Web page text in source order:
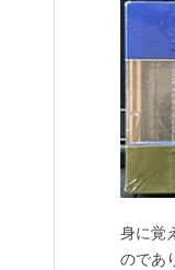
身に覚
のであ